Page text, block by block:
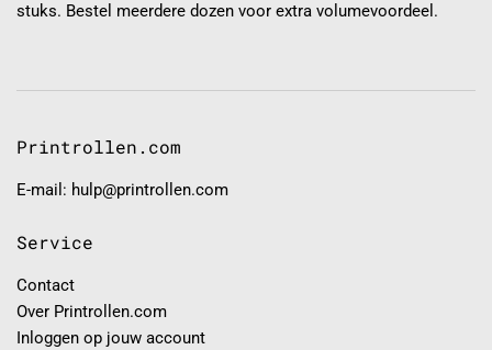
stuks. Bestel meerdere dozen voor extra volumevoordeel.
Printrollen.com
E-mail: hulp@printrollen.com
Service
Contact
Over Printrollen.com
Inloggen op jouw account